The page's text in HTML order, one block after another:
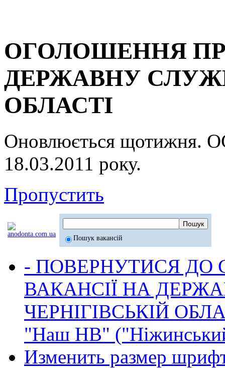
ОГОЛОШЕННЯ
ДЕРЖАВНУ
ОБЛАСТІ
Оновлюється
18.03.2011 року.
Пропустить
Пошук вакансій
- ПОВЕРНУТИСЯ ДО
ВАКАНСІЇ НА
ЧЕРНІГІВСЬКІЙ
"Наш НВ"
Изменить размер